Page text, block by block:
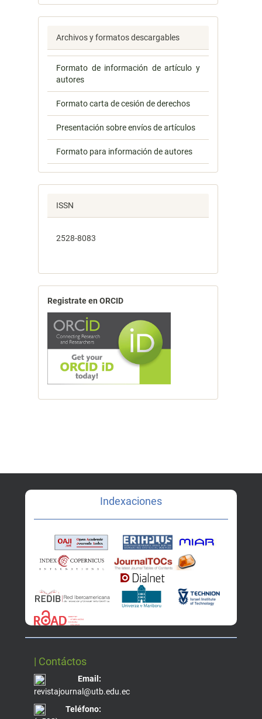
Archivos y formatos descargables
Formato de información de artículo y
autores
Formato carta de cesión de derechos
Presentación sobre envíos de artículos
Formato para información de autores
ISSN
2528-8083
Registrate en ORCID
Indexaciones
| Contáctos
Email:
revistajournal@utb.edu.ec
Teléfono: